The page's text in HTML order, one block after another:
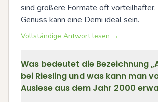
sind größere Formate oft vorteilhafter,
Genuss kann eine Demi ideal sein.
Vollständige Antwort lesen →
Was bedeutet die Bezeichnung
bei Riesling und was kann man
Auslese aus dem Jahr 2000